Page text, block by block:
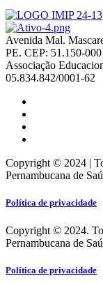
Avenida Mal.
PE. CEP: 51.150-000
Associação
05.834.842/0001-62
Copyright © 2024 |
Pernambucana de
Política de privacidade
Copyright © 2024.
Pernambucana de
Política de privacidade